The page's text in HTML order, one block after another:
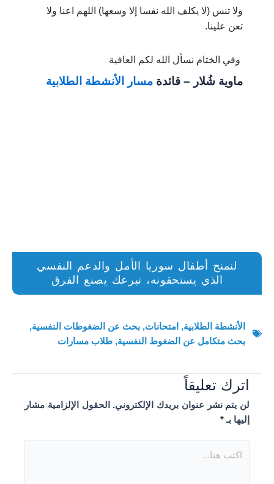
ولا تنس (لا يكلف الله نفسا إلا وسعها) اللهم اعنا ولا
تعن علينا.
وفي الختام نسأل الله لكم العافية
ماوية شُلار – قائدة مسار الأنشطة الطلابية
لنمنح أطفال سوريا الأمل والدعم النفسي
الذي يستحقونه، تبرعك يصنع الفرق
الأنشطة الطلابية, امتحانات, بحث عن الضغوطات النفسية,
بحث متكامل عن الضغوط النفسية, طلاب مسارات
اترك تعليقاً
لن يتم نشر عنوان بريدك الإلكتروني.
الحقول الإلزامية مشار
إليها بـ*